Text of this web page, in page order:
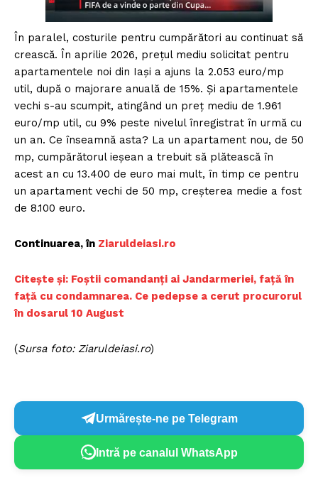
În paralel, costurile pentru cumpărători au continuat să
crească. În aprilie 2026, prețul mediu solicitat pentru
apartamentele noi din Iași a ajuns la 2.053 euro/mp
util, după o majorare anuală de 15%. Și apartamentele
vechi s-au scumpit, atingând un preț mediu de 1.961
euro/mp util, cu 9% peste nivelul înregistrat în urmă cu
un an. Ce înseamnă asta? La un apartament nou, de 50
mp, cumpărătorul ieșean a trebuit să plătească în
acest an cu 13.400 de euro mai mult, în timp ce pentru
un apartament vechi de 50 mp, creșterea medie a fost
de 8.100 euro.
Continuarea, în Ziaruldeiasi.ro
Citește și: Foștii comandanți ai Jandarmeriei, față în
față cu condamnarea. Ce pedepse a cerut procurorul
în dosarul 10 August
(Sursa foto: Ziaruldeiasi.ro)
Urmărește-ne pe Telegram
Intră pe canalul WhatsApp